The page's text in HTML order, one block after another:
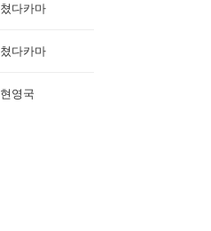
쳤다카마
쳤다카마
현영국